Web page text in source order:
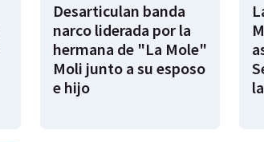
Desarticulan banda
narco liderada por la
hermana de "La Mole"
Moli junto a su esposo
e hijo